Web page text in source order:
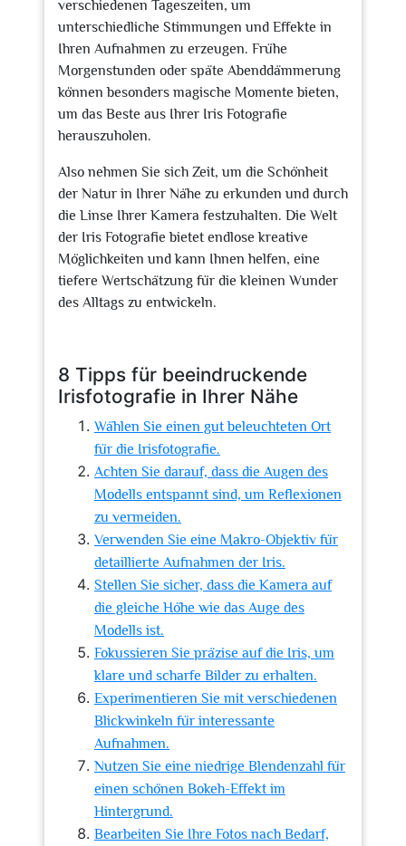
verschiedenen Tageszeiten, um
unterschiedliche Stimmungen und Effekte in
Ihren Aufnahmen zu erzeugen. Frühe
Morgenstunden oder späte Abenddämmerung
können besonders magische Momente bieten,
um das Beste aus Ihrer Iris Fotografie
herauszuholen.
Also nehmen Sie sich Zeit, um die Schönheit
der Natur in Ihrer Nähe zu erkunden und durch
die Linse Ihrer Kamera festzuhalten. Die Welt
der Iris Fotografie bietet endlose kreative
Möglichkeiten und kann Ihnen helfen, eine
tiefere Wertschätzung für die kleinen Wunder
des Alltags zu entwickeln.
8 Tipps für beeindruckende
Irisfotografie in Ihrer Nähe
Wählen Sie einen gut beleuchteten Ort
für die Irisfotografie.
Achten Sie darauf, dass die Augen des
Modells entspannt sind, um Reflexionen
zu vermeiden.
Verwenden Sie eine Makro-Objektiv für
detaillierte Aufnahmen der Iris.
Stellen Sie sicher, dass die Kamera auf
die gleiche Höhe wie das Auge des
Modells ist.
Fokussieren Sie präzise auf die Iris, um
klare und scharfe Bilder zu erhalten.
Experimentieren Sie mit verschiedenen
Blickwinkeln für interessante
Aufnahmen.
Nutzen Sie eine niedrige Blendenzahl für
einen schönen Bokeh-Effekt im
Hintergrund.
Bearbeiten Sie Ihre Fotos nach Bedarf,